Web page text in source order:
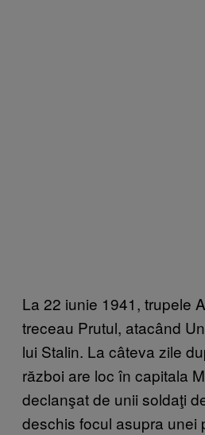
La 22 iunie 1941, trupele
treceau Prutul, atacând
lui Stalin. La câteva zile
război are loc în capitala
declanşat de unii soldaţi
deschis focul asupra unei